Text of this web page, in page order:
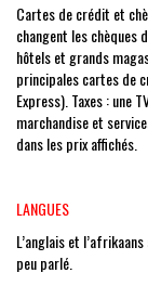
Cartes de crédit et
changent les chèques
hôtels et grands
principales cartes de
Express). Taxes : une
marchandise et
dans les prix affichés.
LANGUES
L’anglais et
peu parlé.